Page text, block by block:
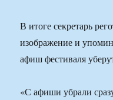
В итоге секретарь
изображение и
афиш фестиваля
«С афиши убрали